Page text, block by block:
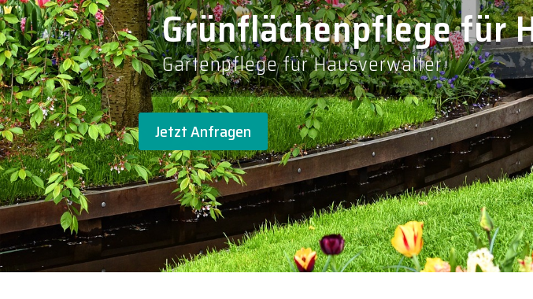
Grünflächenpflege für
Gartenpflege für Hausverwalter
Jetzt Anfragen